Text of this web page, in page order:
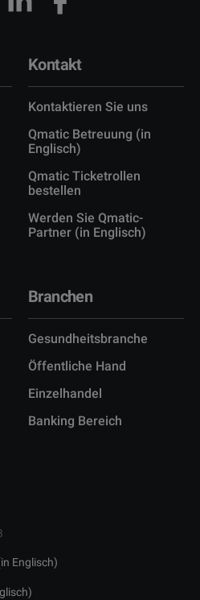
Kontakt
Kontaktieren Sie uns
Qmatic Betreuung (in
Englisch)
Qmatic Ticketrollen
bestellen
Werden Sie Qmatic-
Partner (in Englisch)
Branchen
Gesundheitsbranche
Öffentliche Hand
Einzelhandel
Banking Bereich
Englisch)